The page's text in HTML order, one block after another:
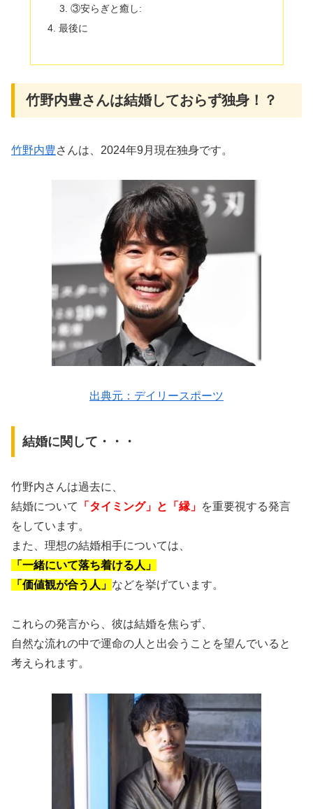
③安らぎと癒し:
最後に
竹野内豊さんは結婚しておらず独身！？
竹野内豊さんは、2024年9月現在独身です。
出典元：デイリースポーツ
結婚に関して・・・
竹野内さんは過去に、
結婚について
「タイミング」と「縁」 を重要視する発言
をしています。
また、理想の結婚相手については、
「一緒にいて落ち着ける人」
「価値観が合う人」 などを挙げています。
これらの発言から、彼は結婚を焦らず、
自然な流れの中で運命の人と出会うことを望んでいると
考えられます。